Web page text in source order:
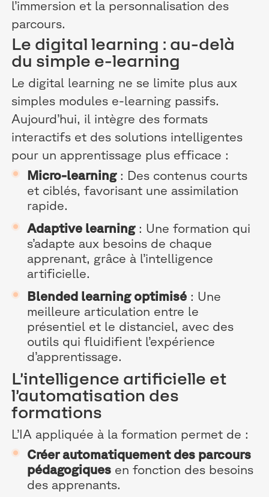
l’immersion et la personnalisation des
parcours.
Le digital learning : au-delà
du simple e-learning
Le digital learning ne se limite plus aux
simples modules e-learning passifs.
Aujourd’hui, il intègre des formats
interactifs et des solutions intelligentes
pour un apprentissage plus efficace :
Micro-learning: Des contenus courts
et ciblés, favorisant une assimilation
rapide.
Adaptive learning: Une formation qui
s’adapte aux besoins de chaque
apprenant, grâce à l’intelligence
artificielle.
Blended learning optimisé: Une
meilleure articulation entre le
présentiel et le distanciel, avec des
outils qui fluidifient l’expérience
d’apprentissage.
L’intelligence artificielle et
l’automatisation des
formations
L’IA appliquée à la formation permet de :
Créer automatiquement des parcours
pédagogiquesen fonction des besoins
des apprenants.